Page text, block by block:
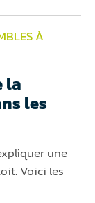
À
la
les
une
Voici les